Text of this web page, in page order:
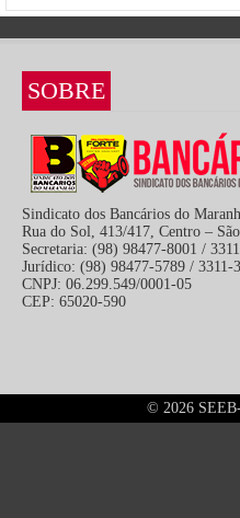
SOBRE
Sindicato dos Bancários do
Rua do Sol, 413/417, Centro –
Secretaria: (98) 98477-8001 /
Jurídico: (98) 98477-5789 / 3311-
CNPJ: 06.299.549/0001-05
CEP: 65020-590
© 2026